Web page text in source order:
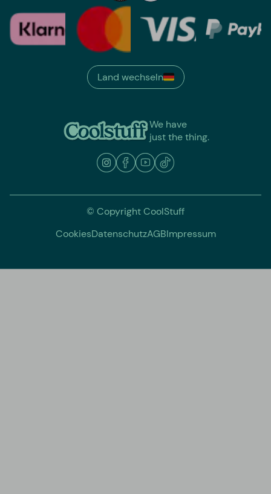
We have
just the thing.
Land wechseln
© Copyright CoolStuff
CookiesDatenschutzAGBImpressum